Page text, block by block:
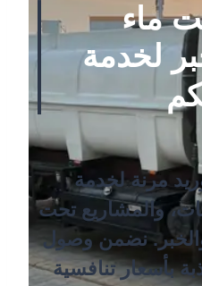
ماء
لخدمة
مرنة لخدمة
والمشاريع تحت
والخبر. نضمن وصول
بأسعار تنافسية